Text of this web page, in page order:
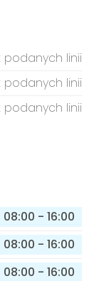
podanych linii
podanych linii
podanych linii
08:00 - 16:00
08:00 - 16:00
08:00 - 16:00